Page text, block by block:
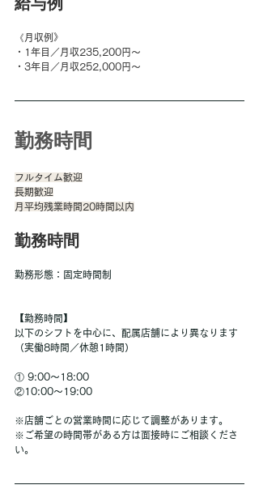
《月収例》
・1年目／月収235,200円～
・3年目／月収252,000円～
勤務時間
フルタイム歓迎
長期歓迎
月平均残業時間20時間以内
勤務時間
勤務形態：固定時間制
【勤務時間】
以下のシフトを中心に、配属店舗により異なります
（実働8時間／休憩1時間）
① 9:00～18:00
②10:00〜19:00
※店舗ごとの営業時間に応じて調整があります。
※ご希望の時間帯がある方は面接時にご相談くださ
い。